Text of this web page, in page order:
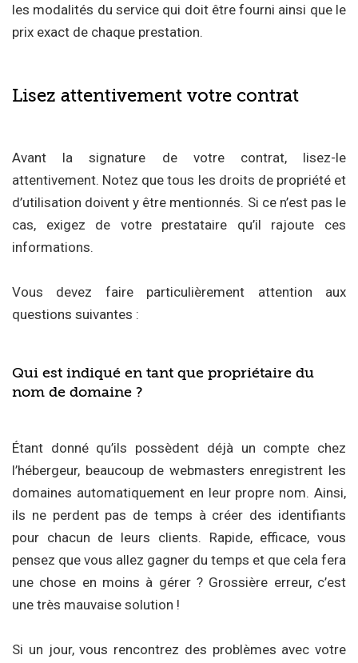
les modalités du service qui doit être fourni ainsi que le
prix exact de chaque prestation.
Lisez attentivement votre contrat
Avant la signature de votre contrat, lisez-le
attentivement. Notez que tous les droits de propriété et
d’utilisation doivent y être mentionnés. Si ce n’est pas le
cas, exigez de votre prestataire qu’il rajoute ces
informations.
Vous devez faire particulièrement attention aux
questions suivantes :
Qui est indiqué en tant que propriétaire du
nom de domaine ?
Étant donné qu’ils possèdent déjà un compte chez
l’hébergeur, beaucoup de webmasters enregistrent les
domaines automatiquement en leur propre nom. Ainsi,
ils ne perdent pas de temps à créer des identifiants
pour chacun de leurs clients. Rapide, efficace, vous
pensez que vous allez gagner du temps et que cela fera
une chose en moins à gérer ? Grossière erreur, c’est
une très mauvaise solution !
Si un jour, vous rencontrez des problèmes avec votre